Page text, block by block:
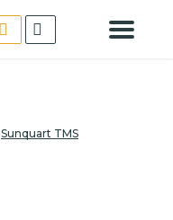
Sunquart TMS